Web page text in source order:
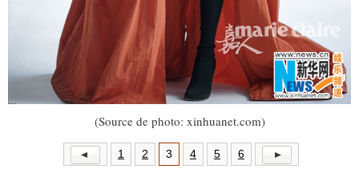
(Source de photo: xinhuanet.com)
1 2 3 4 5 6